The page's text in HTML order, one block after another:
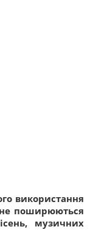
використання
не поширюються
музичних